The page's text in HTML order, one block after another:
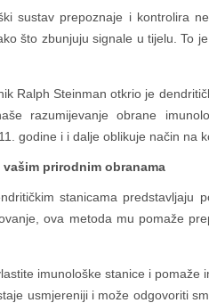
sustav prepoznaje i kontrolira
što zbunjuju signale u tijelu. To
Ralph Steinman otkrio je
razumijevanje obrane
godine i i dalje oblikuje način na
prirodnim obranama
stanicama predstavljaju
ova metoda mu pomaže
imunološke stanice i pomaže
usmjereniji i može odgovoriti